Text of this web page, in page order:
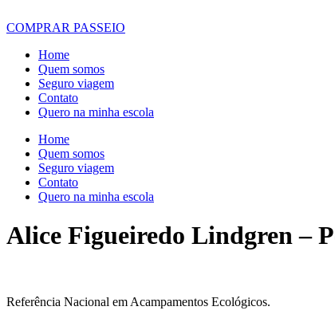
COMPRAR PASSEIO
Home
Quem somos
Seguro viagem
Contato
Quero na minha escola
Home
Quem somos
Seguro viagem
Contato
Quero na minha escola
Alice Figueiredo Lindgren –
Referência Nacional em Acampamentos Ecológicos.